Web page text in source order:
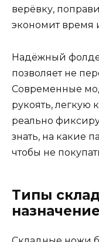
верёвку,
экономит время
Надёжный
позволяет не
Современные
рукоять, легкую
реально
знать, на какие
чтобы не
Типы
назначение